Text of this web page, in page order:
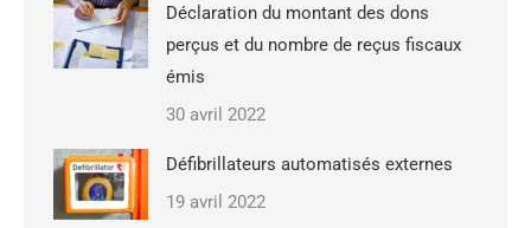
Déclaration du montant des dons
perçus et du nombre de reçus fiscaux
émis
30 avril 2022
Défibrillateurs automatisés externes
19 avril 2022